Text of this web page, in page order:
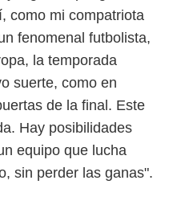
como mi compatriota
fenomenal futbolista,
la temporada
suerte, como en
de la final. Este
Hay posibilidades
equipo que lucha
sin perder las ganas".